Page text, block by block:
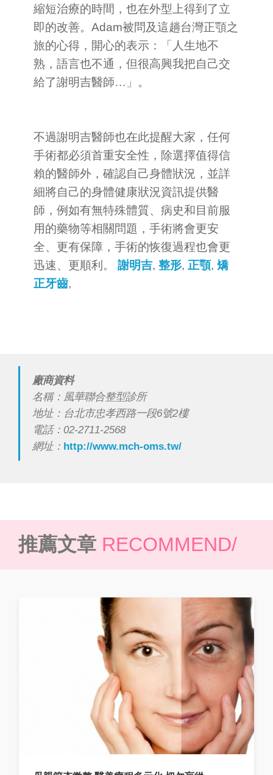
縮短治療的時間，也在外型上得到了立
即的改善。Adam被問及這趟台灣正顎之
旅的心得，開心的表示：「人生地不
熟，語言也不通，但很高興我把自己交
給了謝明吉醫師…」。
不過謝明吉醫師也在此提醒大家，任何
手術都必須首重安全性，除選擇值得信
賴的醫師外，確認自己身體狀況，並詳
細將自己的身體健康狀況資訊提供醫
師，例如有無特殊體質、病史和目前服
用的藥物等相關問題，手術將會更安
全、更有保障，手術的恢復過程也會更
迅速、更順利。 謝明吉, 整形, 正顎, 矯
正牙齒,
廠商資料
名稱：風華聯合整型診所
地址：台北市忠孝西路一段6號2樓
電話：02-2711-2568
網址： http://www.mch-oms.tw/
推薦文章 RECOMMEND/